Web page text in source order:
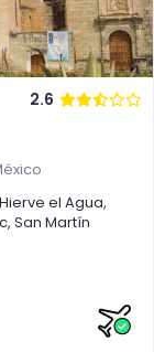
2.6
Hierve el Agua,
, San Martín